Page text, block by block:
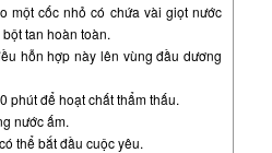
một cốc nhỏ có chứa vài giọt nước
tan hoàn toàn.
hỗn hợp này lên vùng đầu dương
phút để hoạt chất thẩm thấu.
nước ấm.
thể bắt đầu cuộc yêu.